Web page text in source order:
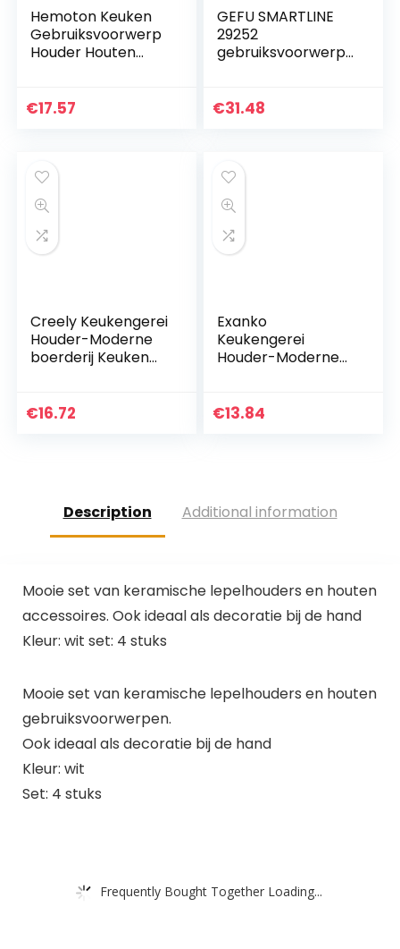
Hemoton Keuken
Gebruiksvoorwerp
Houder Houten
Houder Messenblok
€17.57
GEFU SMARTLINE
29252
gebruiksvoorwerpe
binnen handbereik
€31.48
Creely Keukengerei
Houder-Moderne
boerderij Keuken
Gebruiksvoorwerp
€16.72
Exanko
Keukengerei
Houder-Moderne
Zwart
€13.84
Description Additional information
Mooie set van keramische lepelhouders en houten
accessoires. Ook ideaal als decoratie bij de hand
Kleur: wit set: 4 stuks
Mooie set van keramische lepelhouders en houten
gebruiksvoorwerpen.
Ook ideaal als decoratie bij de hand
Kleur: wit
Set: 4 stuks
Frequently Bought Together Loading...